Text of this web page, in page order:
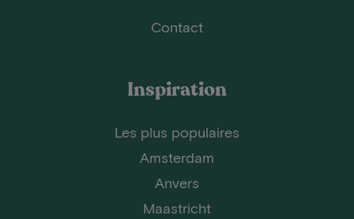
Contact
Inspiration
Les plus populaires
Amsterdam
Anvers
Maastricht